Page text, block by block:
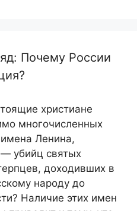
Почему России
христиане
многочисленных
Ленина,
убийц святых
доходивших в
народу до
Наличие этих имен